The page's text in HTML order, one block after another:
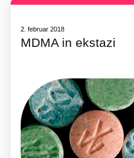
2. februar 2018
MDMA in ekstazi